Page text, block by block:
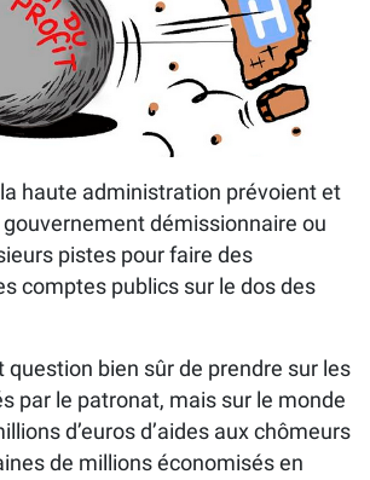
haute administration prévoient et
démissionnaire ou
pistes pour faire des
comptes publics sur le dos des
question bien sûr de prendre sur les
par le patronat, mais sur le monde
d’euros d’aides aux chômeurs
de millions économisés en